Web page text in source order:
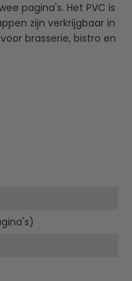
pagina's. Het PVC is
zijn verkrijgbaar in
brasserie, bistro en